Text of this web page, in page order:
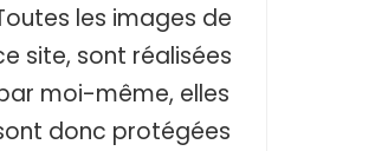
les images de
site, sont réalisées
moi-même, elles
donc protégées